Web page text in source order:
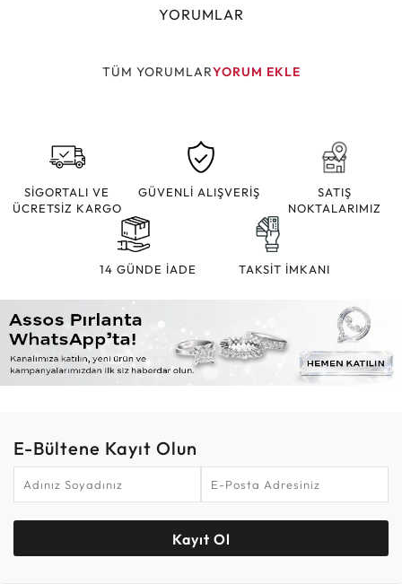
YORUMLAR
TÜM YORUMLARYORUM EKLE
SİGORTALI VE
ÜCRETSİZ KARGO
GÜVENLİ ALIŞVERİŞ
SATIŞ
NOKTALARIMIZ
14 GÜNDE İADE TAKSİT İMKANI
E-Bültene Kayıt Olun
Kayıt Ol